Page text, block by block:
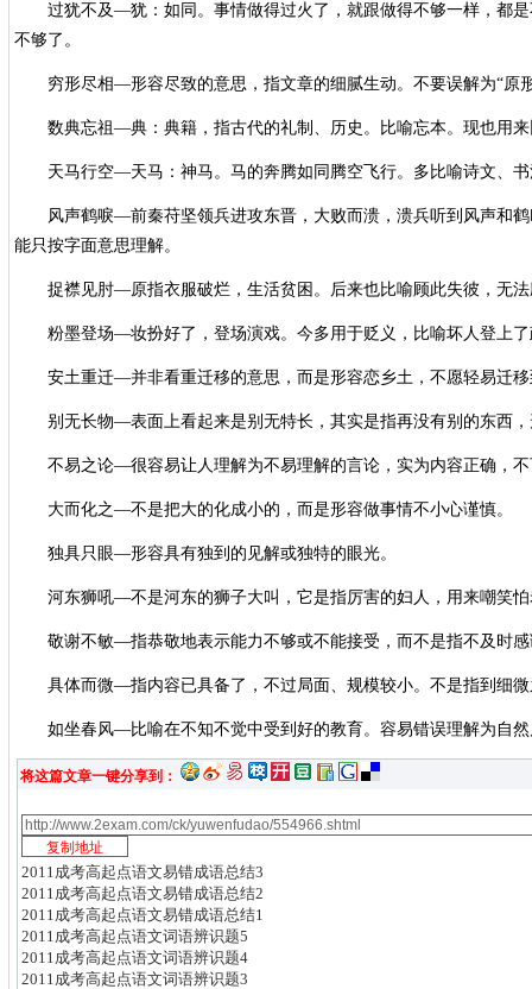
过犹不及—犹：如同。事情做得过火了，就跟做得不够一样，都是
不够了。
穷形尽相—形容尽致的意思，指文章的细腻生动。不要误解为“原
数典忘祖—典：典籍，指古代的礼制、历史。比喻忘本。现也用来
天马行空—天马：神马。马的奔腾如同腾空飞行。多比喻诗文、书
风声鹤唳—前秦苻坚领兵进攻东晋，大败而溃，溃兵听到风声和鹤
能只按字面意思理解。
捉襟见肘—原指衣服破烂，生活贫困。后来也比喻顾此失彼，无法
粉墨登场—妆扮好了，登场演戏。今多用于贬义，比喻坏人登上了
安土重迁—并非看重迁移的意思，而是形容恋乡土，不愿轻易迁移
别无长物—表面上看起来是别无特长，其实是指再没有别的东西，
不易之论—很容易让人理解为不易理解的言论，实为内容正确，不
大而化之—不是把大的化成小的，而是形容做事情不小心谨慎。
独具只眼—形容具有独到的见解或独特的眼光。
河东狮吼—不是河东的狮子大叫，它是指厉害的妇人，用来嘲笑怕
敬谢不敏—指恭敬地表示能力不够或不能接受，而不是指不及时感
具体而微—指内容已具备了，不过局面、规模较小。不是指到细微
如坐春风—比喻在不知不觉中受到好的教育。容易错误理解为自然
将这篇文章一键分享到：
2011成考高起点语文易错成语总结3
2011成考高起点语文易错成语总结2
2011成考高起点语文易错成语总结1
2011成考高起点语文词语辨识题5
2011成考高起点语文词语辨识题4
2011成考高起点语文词语辨识题3